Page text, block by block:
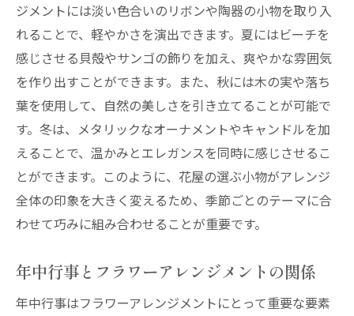
ジメントには淡い色合いのリボンや陶器の小物を取り入
れることで、軽やかさを演出できます。夏にはビーチを
感じさせる貝殻やサンゴの飾りを加え、爽やかな雰囲気
を作り出すことができます。また、秋には木の実や落ち
葉を使用して、自然の美しさを引き立てることが可能で
す。冬は、メタリックなオーナメントやキャンドルを加
えることで、温かみとエレガンスを同時に感じさせるこ
とができます。このように、花屋の選ぶ小物がアレンジ
全体の印象を大きく変えるため、季節ごとのテーマに合
わせて巧みに組み合わせることが重要です。
年中行事とフラワーアレンジメントの関係
年中行事はフラワーアレンジメントにとって重要な要素